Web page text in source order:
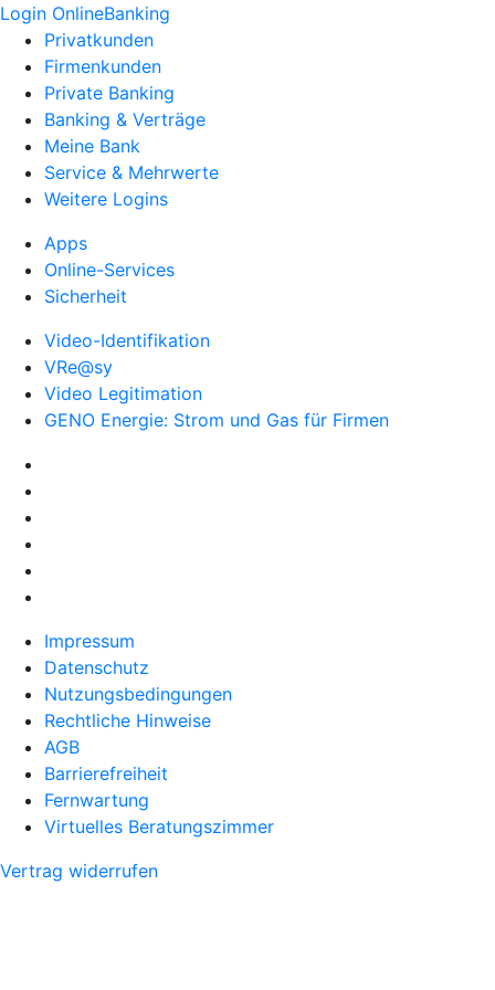
Login OnlineBanking
Privatkunden
Firmenkunden
Private Banking
Banking & Verträge
Meine Bank
Service & Mehrwerte
Weitere Logins
Apps
Online-Services
Sicherheit
Video-Identifikation
VRe@sy
Video Legitimation
GENO Energie: Strom und Gas für Firmen
Impressum
Datenschutz
Nutzungsbedingungen
Rechtliche Hinweise
AGB
Barrierefreiheit
Fernwartung
Virtuelles Beratungszimmer
Vertrag widerrufen